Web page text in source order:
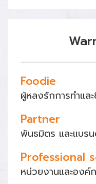
Foodie
ผู้หลงรักการทำแล
Partner
พันธมิตร และแบร
Professional
หน่วยงานและองค์